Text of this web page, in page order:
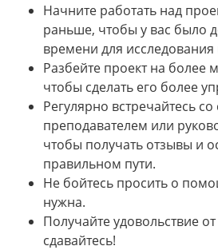
Начните работать над
раньше, чтобы у вас было
времени для
Разбейте проект на более
чтобы сделать его более
Регулярно встречайтесь
преподавателем или
чтобы получать отзывы и
правильном пути.
Не бойтесь просить о
нужна.
Получайте удовольствие
сдавайтесь!